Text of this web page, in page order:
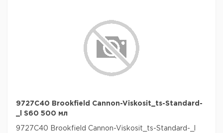
9727C40 Brookfield Cannon-Viskosit_ts-Standard-
_l S60 500 мл
9727C40 Brookfield Cannon-Viskosit_ts-Standard-_l